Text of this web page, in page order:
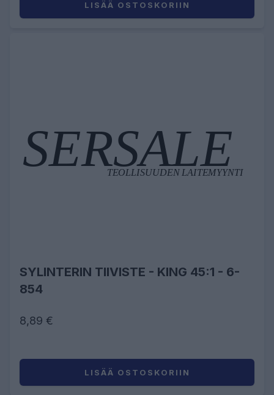
LISÄÄ OSTOSKORIIN
SYLINTERIN TIIVISTE - KING 45:1 - 6-
854
8,89 €
LISÄÄ OSTOSKORIIN